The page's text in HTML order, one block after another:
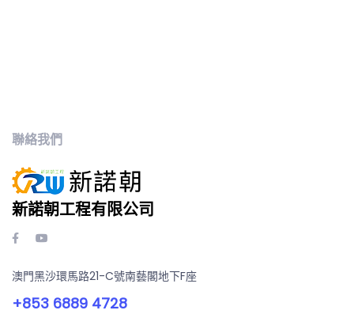
聯絡我們
新諾朝工程有限公司
澳門黑沙環馬路21-C號南藝閣地下F座
+853 6889 4728